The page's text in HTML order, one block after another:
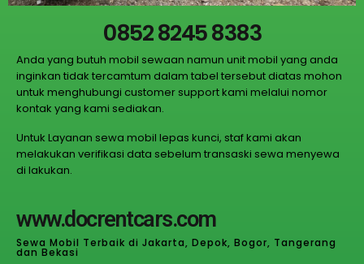
0852 8245 8383
Anda yang butuh mobil sewaan namun unit mobil yang anda
inginkan tidak tercamtum dalam tabel tersebut diatas mohon
untuk menghubungi customer support kami melalui nomor
kontak yang kami sediakan.
Untuk Layanan sewa mobil lepas kunci, staf kami akan
melakukan verifikasi data sebelum transaski sewa menyewa
di lakukan.
www.docrentcars.com
Sewa Mobil Terbaik di Jakarta, Depok, Bogor, Tangerang
dan Bekasi